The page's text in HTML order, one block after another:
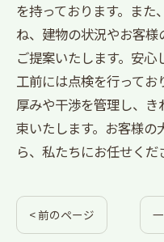
を持っております。ま
ね、建物の状況やお客
ご提案いたします。安
工前には点検を行って
厚みや干渉を管理し、
束いたします。お客様
ら、私たちにお任せくだ
< 前のページ